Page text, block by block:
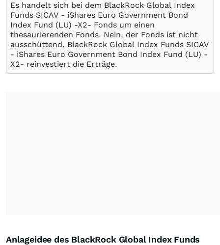
Es handelt sich bei dem BlackRock Global Index
Funds SICAV - iShares Euro Government Bond
Index Fund (LU) -X2- Fonds um einen
thesaurierenden Fonds. Nein, der Fonds ist nicht
ausschüttend. BlackRock Global Index Funds SICAV
- iShares Euro Government Bond Index Fund (LU) -
X2- reinvestiert die Erträge.
Anlageidee des BlackRock Global Index Funds